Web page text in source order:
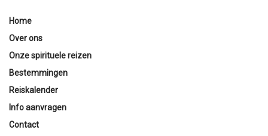
Home
Over ons
Onze spirituele reizen
Bestemmingen
Reiskalender
Info aanvragen
Contact